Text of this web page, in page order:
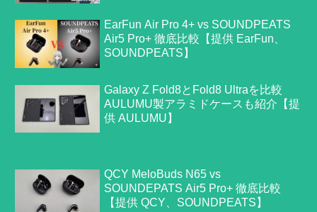
EarFun Air Pro 4+ vs SOUNDPEATS
Air5 Pro+ 徹底比較【提供 EarFun、
SOUNDPEATS】
Galaxy Z Fold8とFold8 Ultraを比較
AULUMU製アラミドケースも紹介【提
供 AULUMU】
QCY MeloBuds N65 vs
SOUNDEPATS Air5 Pro+ 徹底比較
【提供 QCY、SOUNDPEATS】